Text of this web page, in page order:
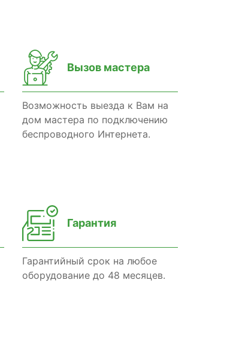
Вызов мастера
Возможность выезда к Вам на
дом мастера по подключению
беспроводного Интернета.
Гарантия
Гарантийный срок на любое
оборудование до 48 месяцев.